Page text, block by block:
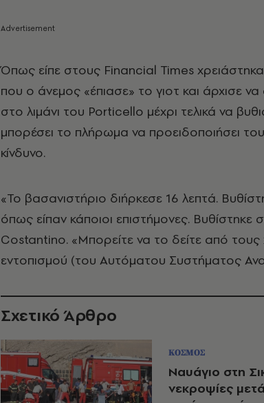
Όπως είπε στους Financial Times
που ο άνεμος «έπιασε» το γιοτ και άρχισε
στο λιμάνι του Porticello μέχρι τελικά να
μπορέσει το πλήρωμα να προειδοποιήσει
κίνδυνο.
«Το βασανιστήριο διήρκεσε 16 λεπτά.
όπως είπαν κάποιοι επιστήμονες.
Costantino. «Μπορείτε να το δείτε από
εντοπισμού (του Αυτόματου Συστήματος
Σχετικό Άρθρο
ΚΟΣΜΟΣ
Ναυάγιο στη
νεκροψίες